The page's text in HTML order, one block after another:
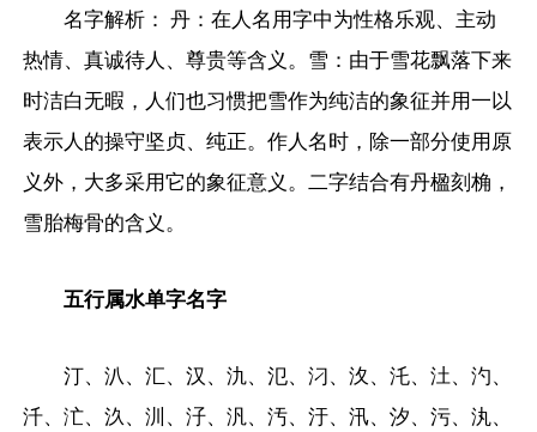
名字解析： 丹：在人名用字中为性格乐观、主动
热情、真诚待人、尊贵等含义。雪：由于雪花飘落下来
时洁白无暇，人们也习惯把雪作为纯洁的象征并用一以
表示人的操守坚贞、纯正。作人名时，除一部分使用原
义外，大多采用它的象征意义。二字结合有丹楹刻桷，
雪胎梅骨的含义。
五行属水单字名字
汀、汃、汇、汉、氿、氾、汈、汷、汑、汢、汋、
汘、汒、汣、汌、汓、汎、汚、汙、汛、汐、污、汍、